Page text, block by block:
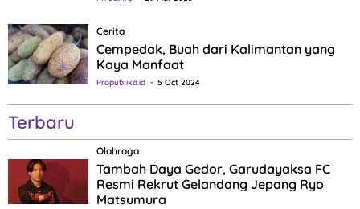
Cerita
Cempedak, Buah dari Kalimantan yang
Kaya Manfaat
Propublika.id 5 Oct 2024
Terbaru
Olahraga
Tambah Daya Gedor, Garudayaksa FC
Resmi Rekrut Gelandang Jepang Ryo
Matsumura